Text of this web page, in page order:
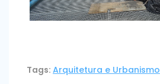
Tags: Arquitetura e Urbanismo